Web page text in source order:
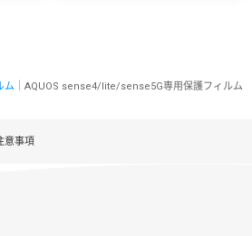
ム ｜AQUOS sense4/lite/sense5G専用保護フィルム
意事項